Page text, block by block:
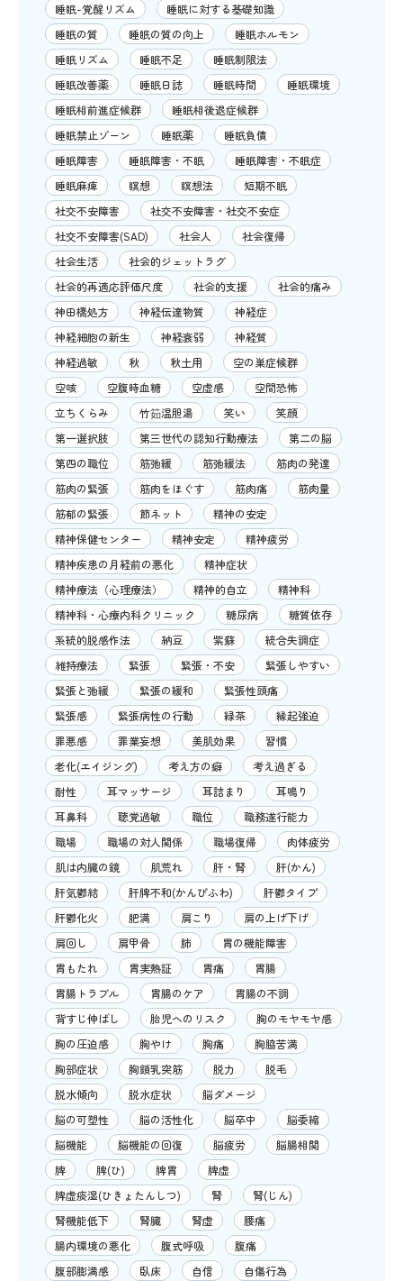
睡眠-覚醒リズム
睡眠に対する基礎知識
睡眠の質
睡眠の質の向上
睡眠ホルモン
睡眠リズム
睡眠不足
睡眠制限法
睡眠改善薬
睡眠日誌 睡眠時間
睡眠環境
睡眠相前進症候群
睡眠相後退症候群
睡眠禁止ゾーン
睡眠薬
睡眠負債
睡眠障害
睡眠障害・不眠
睡眠障害・不眠症
睡眠麻痺
瞑想 瞑想法
短期不眠
社交不安障害
社交不安障害・社交不安症
社交不安障害(SAD)
社会人
社会復帰
社会生活
社会的ジェットラグ
社会的再適応評価尺度
社会的支援
社会的痛み
神田橋処方
神経伝達物質
神経症
神経細胞の新生
神経衰弱
神経質
神経過敏
秋 秋土用
空の巣症候群
空咳
空腹時血糖 空虚感
空間恐怖
立ちくらみ
竹筎温胆湯 笑い
笑顔
第一選択肢
第三世代の認知行動療法
第二の脳
第四の職位
筋弛緩 筋弛緩法
筋肉の発達
筋肉の緊張
筋肉をほぐす 筋肉痛
筋肉量
筋郁の緊張
節ネット
精神の安定
精神保健センター
精神安定
精神疲労
精神疾患の月経前の悪化
精神症状
精神療法（心理療法）
精神的自立
精神科
精神科・心療内科クリニック
糖尿病
糖質依存
系統的脱感作法
納豆 紫蘇
統合失調症
維持療法
緊張 緊張・不安
緊張しやすい
緊張と弛緩
緊張の緩和
緊張性頭痛
緊張感
緊張病性の行動 緑茶
縁起強迫
罪悪感
罪業妄想 美肌効果
習慣
老化(エイジング)
考え方の癖
考え過ぎる
耐性
耳マッサージ 耳詰まり
耳鳴り
耳鼻科
聴覚過敏 職位
職務遂行能力
職場
職場の対人関係 職場復帰
肉体疲労
肌は内臓の鏡
肌荒れ 肝・腎
肝(かん)
肝気鬱結
肝脾不和(かんぴふわ)
肝鬱タイプ
肝鬱化火
肥満 肩こり
肩の上げ下げ
肩回し
肩甲骨 肺
胃の機能障害
胃もたれ
胃実熱証 胃痛
胃腸
胃腸トラブル
胃腸のケア
胃腸の不調
背すじ伸ばし
胎児へのリスク
胸のモヤモヤ感
胸の圧迫感
胸やけ 胸痛
胸脇苦満
胸部症状
胸鎖乳突筋 脱力
脱毛
脱水傾向
脱水症状
脳ダメージ
脳の可塑性
脳の活性化 脳卒中
脳委縮
脳機能
脳機能の回復 脳疲労
脳腸相関
脾
脾(ひ) 脾胃
脾虚
脾虚痰湿(ひきょたんしつ)
腎
腎(じん)
腎機能低下
腎臓 腎虚
腰痛
腸内環境の悪化
腹式呼吸
腹痛
腹部膨満感
臥床 自信
自傷行為